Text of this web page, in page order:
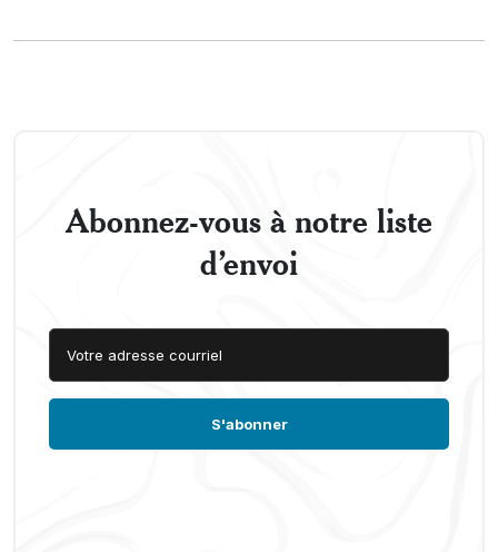
Abonnez-vous à notre liste
d’envoi